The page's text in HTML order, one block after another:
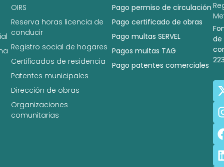
Pago permiso de circulación
Pago certificado de obras
Pago multas SERVEL
Pagos multas TAG
Pago patentes comerciales
OIRS
Reserva horas licencia de
conducir
Registro social de hogares
Certificados de residencia
Patentes municipales
Dirección de obras
Organizaciones
comunitarias
de